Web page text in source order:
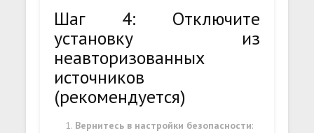
Шаг 4: Отключите
установку из
неавторизованных
источников
(рекомендуется)
Вернитесь в настройки безопасности: